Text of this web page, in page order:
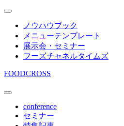
ノウハウブック
メニューテンプレート
展示会・セミナー
フーズチャネルタイムズ
FOODCROSS
conference
セミナー